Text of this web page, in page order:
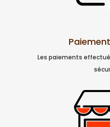
Les paiements